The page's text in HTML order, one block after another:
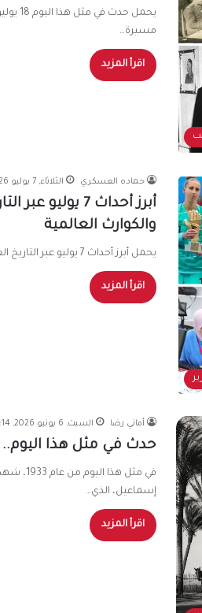
مسيرة…
اقرأ المزيد
حماده العسكري الثلاثاء, 7 يوليو 2026, 1:08 صباحًا
أبرز أحداث 7
والكوارث العالمية
يحمل أبرز أحداث 7 يوليو عبر التاريخ العديد من الوقائع التي تركت بصمة واضحة في تاريخ العالم، حيث شهد هذا اليوم…
اقرأ المزيد
أماني رضا السبت, 6 يونيو 2026, 11:14 صباحًا
حدث في مثل هذا اليوم..
في مثل
إسماعيل، الذي…
اقرأ المزيد